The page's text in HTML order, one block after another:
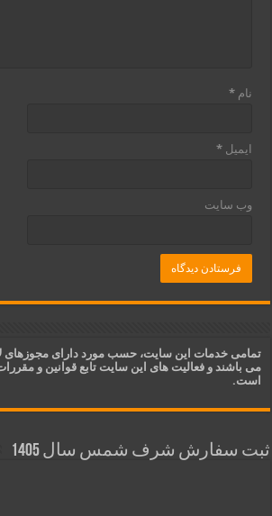
نام*
ایمیل*
وب‌ سایت
تمامی خدمات این سایت، حسب مورد دارای مجوزهای
می باشند و فعالیت های این سایت تابع قوانین و
است.
ثبت سفارش شرف شمس سال 1405